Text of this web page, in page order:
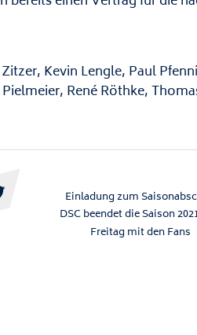
Kevin Lengle, Paul
René Röthke,
Einladung zum
DSC beendet die Saison
Freitag mit den Fans